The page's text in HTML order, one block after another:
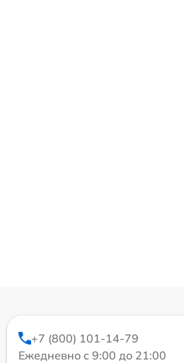
+7 (800) 101-14-79
Ежедневно с 9:00 до 21:00